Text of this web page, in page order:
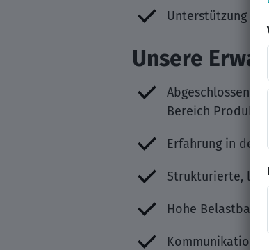
Unterstützung
Unsere
Abgeschlossene
Bereich
Erfahrung in der
Strukturierte,
Hohe